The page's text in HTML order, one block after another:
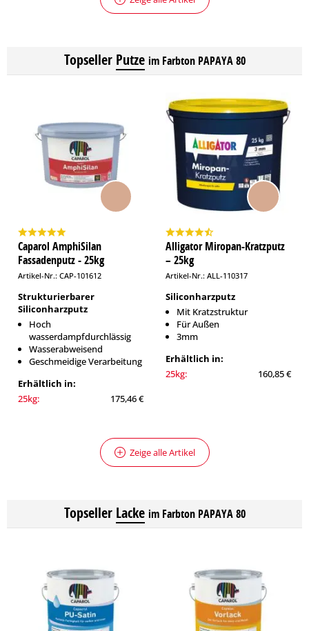
Topseller Putze im Farbton PAPAYA 80
Caparol AmphiSilan
Fassadenputz - 25kg
Artikel-Nr.: CAP-101612
Strukturierbarer
Siliconharzputz
Hoch
wasserdampfdurchlässig
Wasserabweisend
Geschmeidige Verarbeitung
Erhältlich in:
25kg:
175,46 €
Alligator Miropan-Kratzputz
– 25kg
Artikel-Nr.: ALL-110317
Siliconharzputz
Mit Kratzstruktur
Für Außen
3mm
Erhältlich in:
25kg:
160,85 €
Zeige alle Artikel
Topseller Lacke im Farbton PAPAYA 80